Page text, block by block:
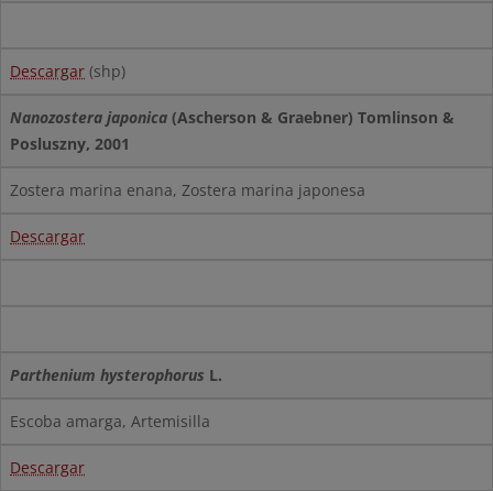
Descargar (shp)
Nanozostera japonica (Ascherson & Graebner) Tomlinson &
Posluszny, 2001
Zostera marina enana, Zostera marina japonesa
Descargar
Parthenium hysterophorus L.
Escoba amarga, Artemisilla
Descargar